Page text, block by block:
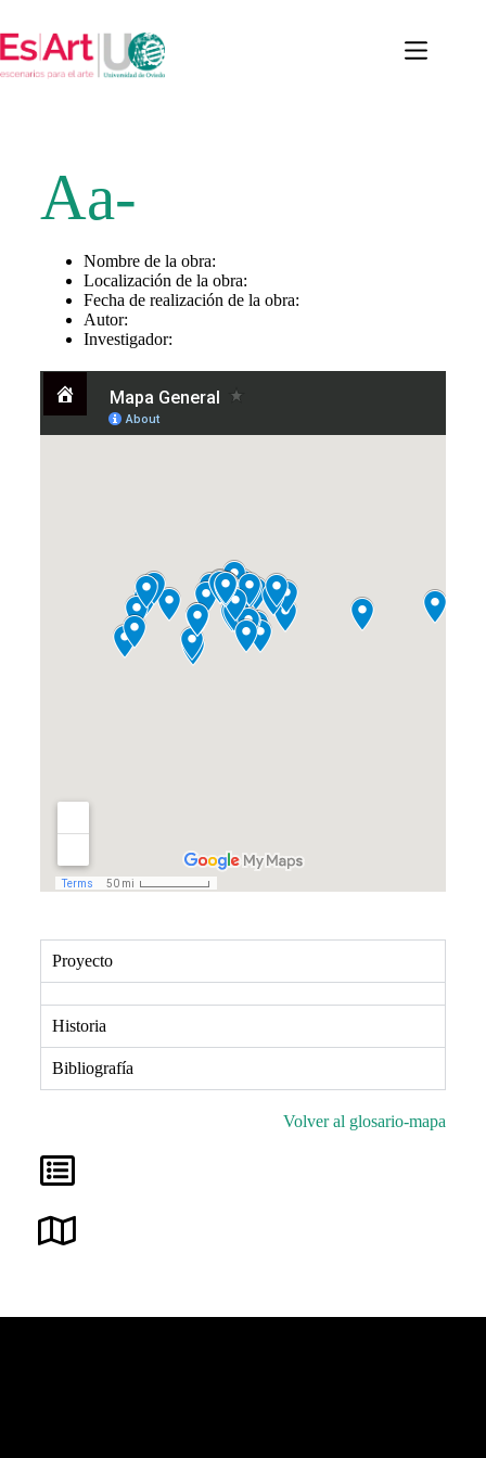
Aa-
Nombre de la obra:
Localización de la obra:
Fecha de realización de la obra:
Autor:
Investigador:
Proyecto
Historia
Bibliografía
Volver al glosario-mapa